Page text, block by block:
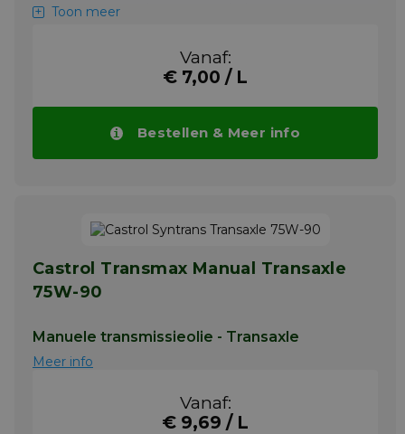
+ Automotieve transmissies
Shell Spirax S4 AT 75W-90 is een semi-
synthetische transmissieolie speciaal
versnellingsbakken en assen.
Toon meer
Vanaf:
€ 7,00 / L
Bestellen & Meer info
Castrol Transmax Manual Transaxle
75W-90
Manuele transmissieolie - Transaxle
Meer info
Vanaf:
€ 9,69 / L